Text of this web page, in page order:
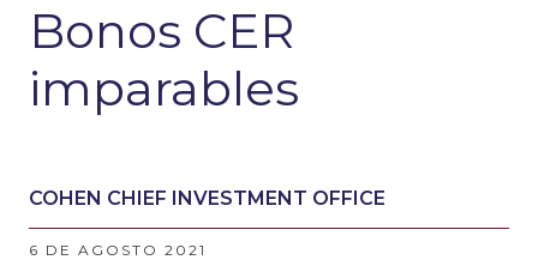
Bonos CER
imparables
COHEN CHIEF INVESTMENT OFFICE
6 DE AGOSTO 2021